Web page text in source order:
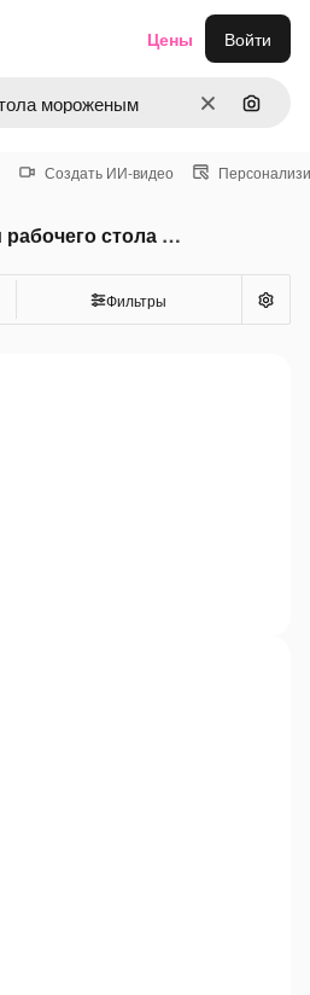
ОчиститьПоиск
Цены Войти
Создать ИИ-видео
PSD По Запросу Обои рабочего стола мороженым
Фильтры